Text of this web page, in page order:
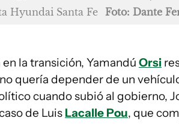
Hyundai Santa Fe Foto: Dante
la transición, Yamandú Orsi
quería depender de un
cuando subió al gobierno,
de Luis Lacalle Pou, que